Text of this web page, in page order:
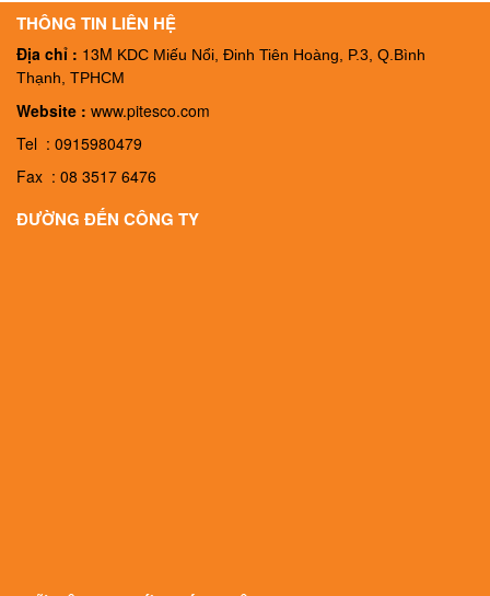
THÔNG TIN LIÊN HỆ
Địa chỉ : 13M KDC Miếu Nổi, Đinh Tiên Hoàng, P.3, Q.Bình
Thạnh, TPHCM
Website : www.pitesco.com
Tel : 0915980479
Fax : 08 3517 6476
ĐƯỜNG ĐẾN CÔNG TY